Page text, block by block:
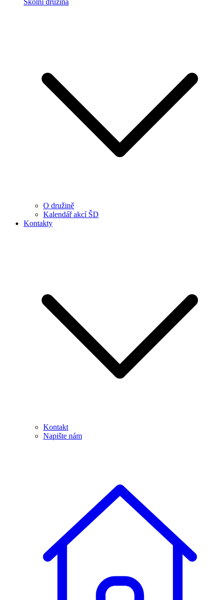
Školní družina
O družině
Kalendář akcí ŠD
Kontakty
Kontakt
Napište nám